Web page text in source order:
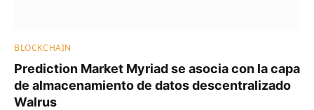
BLOCKCHAIN
Prediction Market Myriad se asocia con la capa
de almacenamiento de datos descentralizado
Walrus